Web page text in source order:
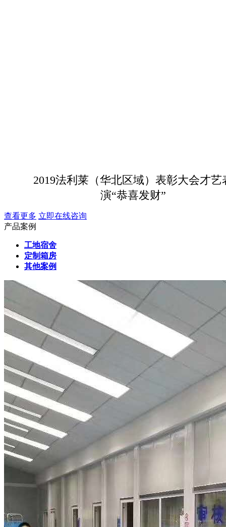
2019法利莱（华北区域）表彰大会才艺
演“恭喜发财”
查看更多 立即在线咨询
产品案例
工地宿舍
定制箱房
其他案例